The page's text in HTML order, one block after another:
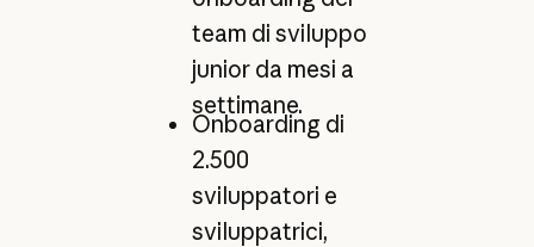
team di sviluppo
junior da mesi a
settimane.
Onboarding di
2.500
sviluppatori e
sviluppatrici,